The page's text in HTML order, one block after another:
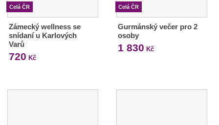
Celá ČR
Zámecký wellness se
snídaní u Karlových
Varů
720 Kč
Celá ČR
Gurmánský večer pro 2
osoby
1 830 Kč